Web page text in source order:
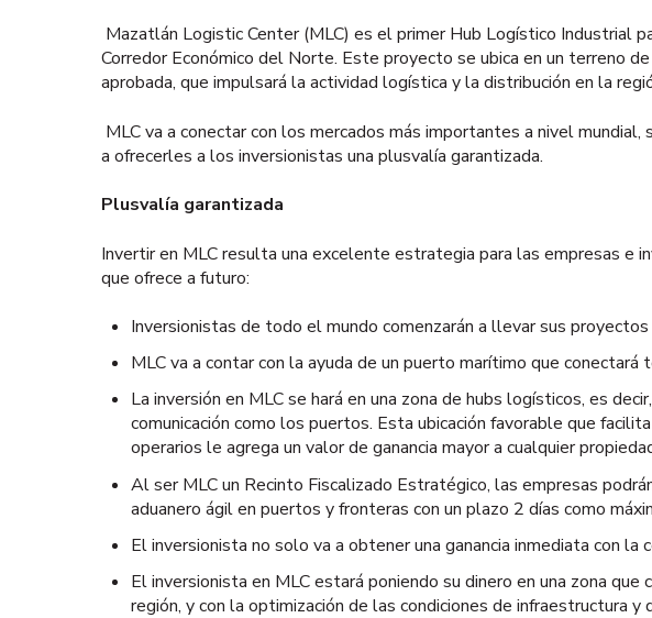
Mazatlán Logistic Center (MLC) es el primer Hub Logístico Industrial
Corredor Económico del Norte. Este proyecto se ubica en un terreno
aprobada, que impulsará la actividad logística y la distribución en la
MLC va a conectar con los mercados más importantes a nivel
a ofrecerles a los inversionistas una plusvalía garantizada.
Plusvalía garantizada
Invertir en MLC resulta una excelente estrategia para las empresas e
que ofrece a futuro:
Inversionistas de todo el mundo comenzarán a llevar sus
MLC va a contar con la ayuda de un puerto marítimo que
La inversión en MLC se hará en una zona de hubs logísticos, es
comunicación como los puertos. Esta ubicación favorable que
operarios le agrega un valor de ganancia mayor a cualquier
Al ser MLC un Recinto Fiscalizado Estratégico, las empresas
aduanero ágil en puertos y fronteras con un plazo 2 días como
El inversionista no solo va a obtener una ganancia inmediata con
El inversionista en MLC estará poniendo su dinero en una zona
región, y con la optimización de las condiciones de infraestructura